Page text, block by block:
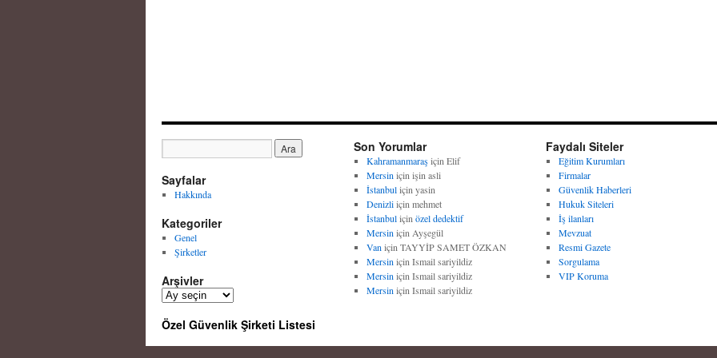
Sayfalar
Hakkında
Kategoriler
Genel
Şirketler
Arşivler
A
ş
Son Yorumlar
Kahramanmaraşiçin Elif
Mersin için işin asli
İstanbuliçin yasin
Denizliiçin mehmet
İstanbuliçin özel dedektif
Mersin için Ayşegül
Van için TAYYİP SAMET ÖZKAN
Mersin için Ismail sariyildiz
Mersin için Ismail sariyildiz
Mersin için Ismail sariyildiz
Faydalı Siteler
Eğitim Kurumları
Firmalar
Güvenlik Haberleri
Hukuk Siteleri
İş ilanları
Mevzuat
Resmi Gazete
Sorgulama
VIP Koruma
Özel Güvenlik Şirketi Listesi